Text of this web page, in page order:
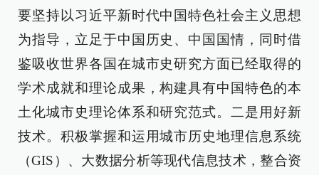
要坚持以习近平新时代中国特色社会主义思想
为指导，立足于中国历史、中国国情，同时借
鉴吸收世界各国在城市史研究方面已经取得的
学术成就和理论成果，构建具有中国特色的本
土化城市史理论体系和研究范式。二是用好新
技术。积极掌握和运用城市历史地理信息系统
（GIS）、大数据分析等现代信息技术，整合资